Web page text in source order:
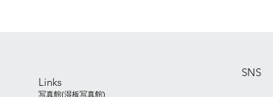
Links
写真館(湿板写真館)
SNS